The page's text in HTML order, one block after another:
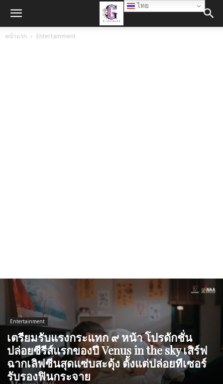
หน้าแรก Entertainment
Entertainment
เตรียมรับแรงกระแทก ๙ หน้า โปรดักชั่น
ปล่อยซีรีส์แรกของปี Venus in the sky เสิร์ฟ
ฉากเลิฟซีนสุดแซ่บสะดุ้ง ตั้งแต่ปล่อยทีเซอร์
รับรองฟินกระจาย
ไทย